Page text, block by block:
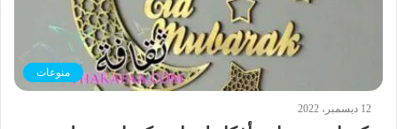
منوعات
12 ديسمبر، 2022